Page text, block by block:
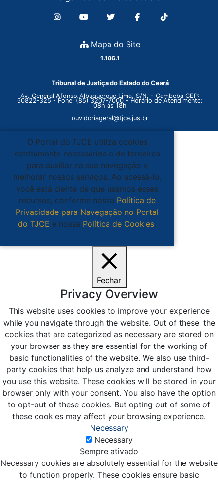
Mapa do Site
1.186.1
Tribunal de Justiça do Estado do Ceará
Av. General Afonso Albuquerque Lima, S/N. - Cambeba CEP:
60822-325 - Fone: (85) 3207-7000 - Horário de Atendimento:
08h às 18h
ouvidoriageral@tjce.jus.br
O Portal do TJCE utiliza cookies
estritamente necessários e de terceiros
para auxiliar na sua navegação e
melhorar nossos serviços. Ao acessá-lo,
você está ciente de que usamos esses
recursos, conforme nossa Política de
Privacidade para Navegação no Portal
do TJCE e nossa Política de Cookies.
Fechar
Privacy Overview
This website uses cookies to improve your experience
while you navigate through the website. Out of these, the
cookies that are categorized as necessary are stored on
your browser as they are essential for the working of
basic functionalities of the website. We also use third-
party cookies that help us analyze and understand how
you use this website. These cookies will be stored in your
browser only with your consent. You also have the option
to opt-out of these cookies. But opting out of some of
these cookies may affect your browsing experience.
Necessary
Necessary
Sempre ativado
Necessary cookies are absolutely essential for the website
to function properly. These cookies ensure basic